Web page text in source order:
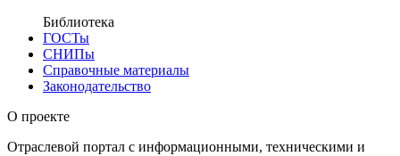
Библиотека
ГОСТы
СНИПы
Справочные материалы
Законодательство
О проекте
Отраслевой портал с информационными, техническими и